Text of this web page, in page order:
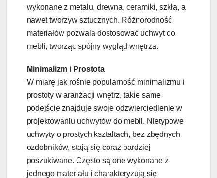
wykonane z metalu, drewna, ceramiki, szkła, a
nawet tworzyw sztucznych. Różnorodność
materiałów pozwala dostosować uchwyt do
mebli, tworząc spójny wygląd wnętrza.
Minimalizm i Prostota
W miarę jak rośnie popularność minimalizmu i
prostoty w aranżacji wnętrz, takie same
podejście znajduje swoje odzwierciedlenie w
projektowaniu uchwytów do mebli. Nietypowe
uchwyty o prostych kształtach, bez zbędnych
ozdobników, stają się coraz bardziej
poszukiwane. Często są one wykonane z
jednego materiału i charakteryzują się